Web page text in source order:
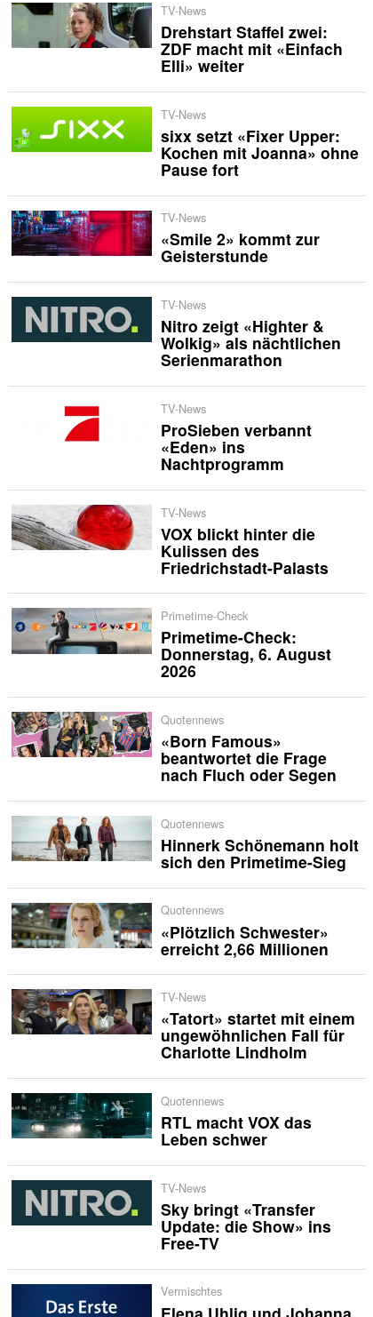
TV-News
Drehstart Staffel zwei:
ZDF macht mit «Einfach
Elli» weiter
TV-News
sixx setzt «Fixer Upper:
Kochen mit Joanna» ohne
Pause fort
TV-News
«Smile 2» kommt zur
Geisterstunde
TV-News
Nitro zeigt «Highter &
Wolkig» als nächtlichen
Serienmarathon
TV-News
ProSieben verbannt
«Eden» ins
Nachtprogramm
TV-News
VOX blickt hinter die
Kulissen des
Friedrichstadt-Palasts
Primetime-Check
Primetime-Check:
Donnerstag, 6. August
2026
Quotennews
«Born Famous»
beantwortet die Frage
nach Fluch oder Segen
Quotennews
Hinnerk Schönemann holt
sich den Primetime-Sieg
Quotennews
«Plötzlich Schwester»
erreicht 2,66 Millionen
TV-News
«Tatort» startet mit einem
ungewöhnlichen Fall für
Charlotte Lindholm
Quotennews
RTL macht VOX das
Leben schwer
TV-News
Sky bringt «Transfer
Update: die Show» ins
Free-TV
Vermischtes